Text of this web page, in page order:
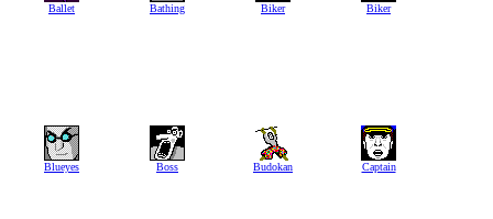
Ballet Bathing Biker Biker
Blueyes Boss Budokan Captain